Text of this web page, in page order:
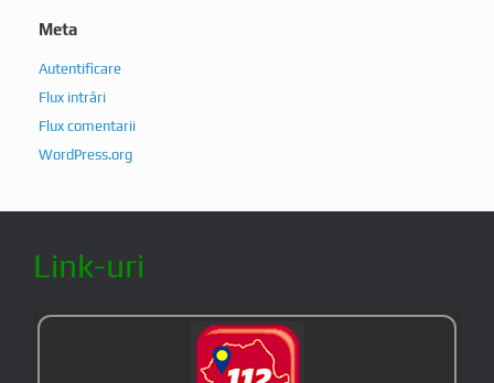
Meta
Autentificare
Flux intrări
Flux comentarii
WordPress.org
Link-uri